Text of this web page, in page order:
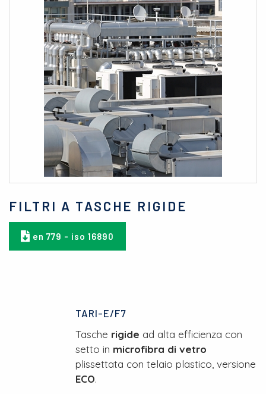
FILTRI A TASCHE RIGIDE
en 779 - iso 16890
TARI-E/F7
Tasche rigide ad alta efficienza con
setto in microfibra di vetro
plissettata con telaio plastico, versione
ECO.